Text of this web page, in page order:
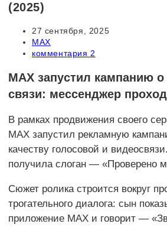
(2025)
Запись
опубликована:
27 сентября, 2025
Рубрика
записи:
MAX
Комментарии
записи:
комментария 2
MAX запустил кампанию о
связи: мессенджер
В рамках продвижения своего
MAX запустил рекламную
качеству голосовой и
получила слоган — «Проверено
Сюжет ролика строится вокруг
трогательного диалога: сын
приложение MAX и говорит —